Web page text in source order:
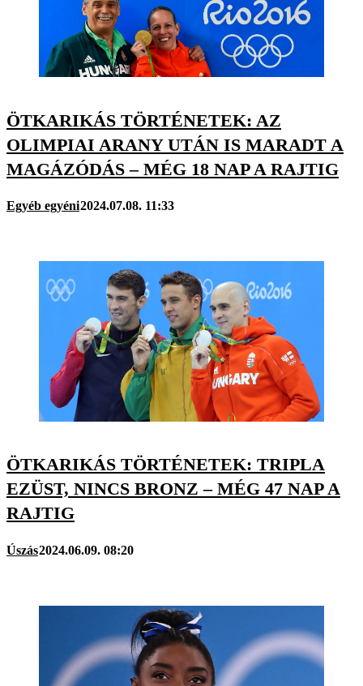
ÖTKARIKÁS TÖRTÉNETEK: AZ
OLIMPIAI ARANY UTÁN IS MARADT A
MAGÁZÓDÁS – MÉG 18 NAP A RAJTIG
Egyéb egyéni2024.07.08. 11:33
ÖTKARIKÁS TÖRTÉNETEK: TRIPLA
EZÜST, NINCS BRONZ – MÉG 47 NAP A
RAJTIG
Úszás2024.06.09. 08:20